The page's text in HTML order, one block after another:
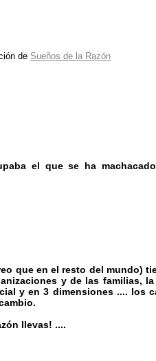
de Sueños de la Razón
el que se ha
que en el resto del mundo)
y de las familias,
y en 3 dimensiones .... los
llevas! ....